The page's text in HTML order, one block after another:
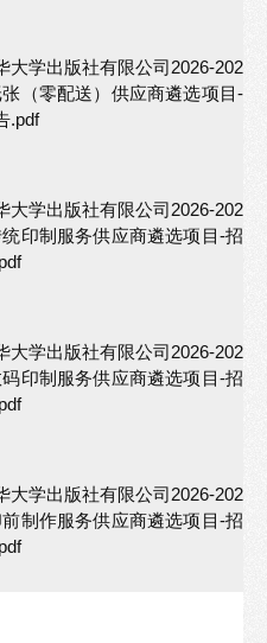
大学出版社有限公司2026-202
（零配送）供应商遴选项目-
.pdf
大学出版社有限公司2026-202
印制服务供应商遴选项目-招
大学出版社有限公司2026-202
印制服务供应商遴选项目-招
大学出版社有限公司2026-202
制作服务供应商遴选项目-招